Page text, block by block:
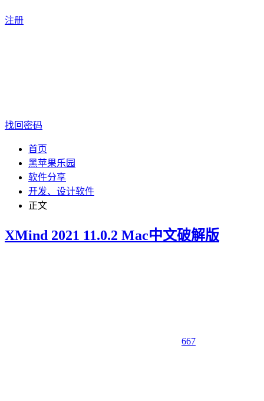
注册
找回密码
首页
黑苹果乐园
软件分享
开发、设计软件
正文
XMind 2021 11.0.2 Mac中文破解版
667